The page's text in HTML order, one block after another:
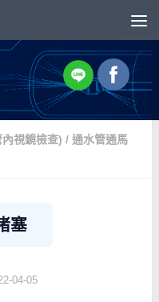
視鏡檢查) / 通水管通馬
塞
04-05